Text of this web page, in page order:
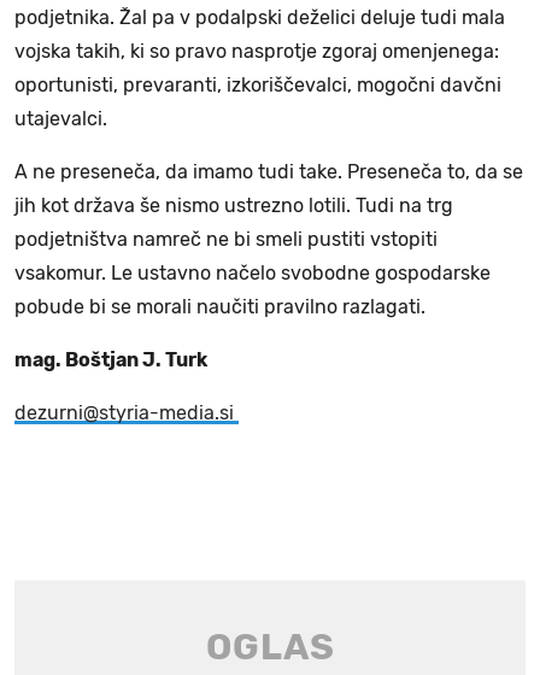
podjetnika. Žal pa v podalpski deželici deluje tudi mala
vojska takih, ki so pravo nasprotje zgoraj omenjenega:
oportunisti, prevaranti, izkoriščevalci, mogočni davčni
utajevalci.
A ne preseneča, da imamo tudi take. Preseneča to, da se
jih kot država še nismo ustrezno lotili. Tudi na trg
podjetništva namreč ne bi smeli pustiti vstopiti
vsakomur. Le ustavno načelo svobodne gospodarske
pobude bi se morali naučiti pravilno razlagati.
mag. Boštjan J. Turk
dezurni@styria-media.si